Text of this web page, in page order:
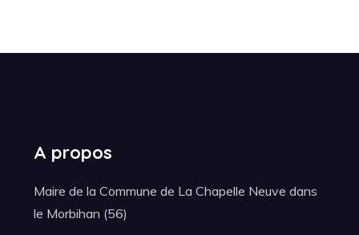
A propos
Maire de la Commune de La Chapelle Neuve dans
le Morbihan (56)